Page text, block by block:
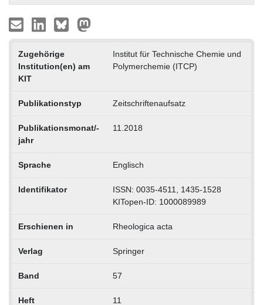
Zugehörige
Institution(en) am
KIT
Institut für Technische Chemie und
Polymerchemie (ITCP)
Publikationstyp Zeitschriftenaufsatz
Publikationsmonat/-
jahr
11.2018
Sprache Englisch
Identifikator
ISSN: 0035-4511, 1435-1528
KITopen-ID: 1000089989
Erschienen in Rheologica acta
Verlag Springer
Band 57
Heft 11